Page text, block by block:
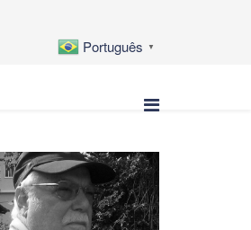
Português ▼